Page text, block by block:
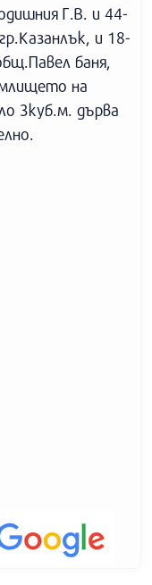
Г.В. и 44-
и 18-
баня,
на
3куб.м. дърва